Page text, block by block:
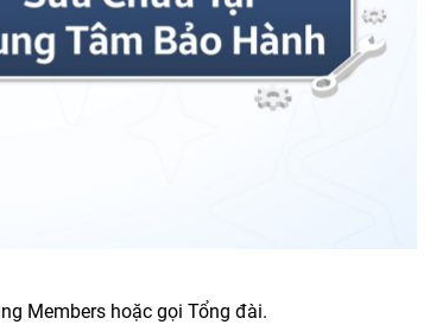
Members hoặc gọi Tổng đài.